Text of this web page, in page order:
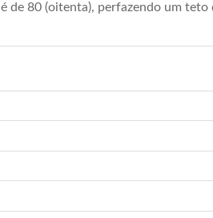
de 80 (oitenta), perfazendo um teto